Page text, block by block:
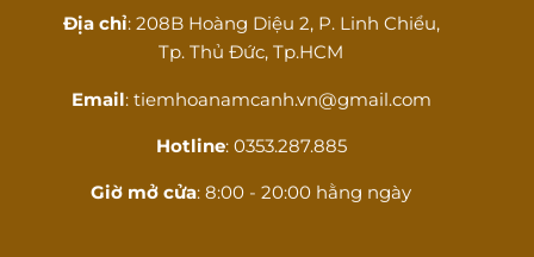
Địa chỉ: 208B Hoàng Diệu 2, P. Linh Chiểu,
Tp. Thủ Đức, Tp.HCM
Email: tiemhoanamcanh.vn@gmail.com
Hotline: 0353.287.885
Giờ mở cửa: 8:00 - 20:00 hằng ngày